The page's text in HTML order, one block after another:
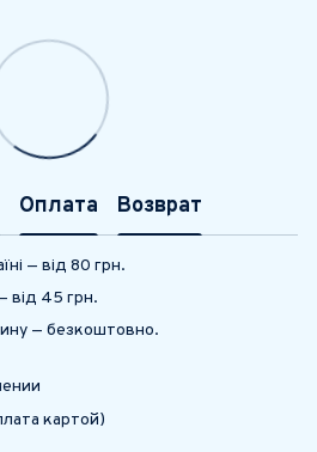
Оплата Возврат
— від 80 грн.
від 45 грн.
— безкоштовно.
картой)